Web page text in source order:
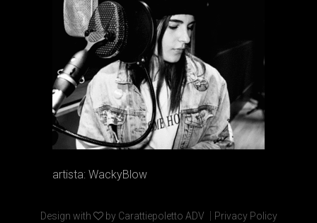
artista: WackyBlow
Design with by Carattiepoletto ADV | Privacy Policy